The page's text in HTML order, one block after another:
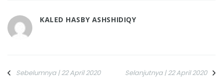
KALED HASBY ASHSHIDIQY
Sebelumnya | 22 April 2020 Selanjutnya | 22 April 2020